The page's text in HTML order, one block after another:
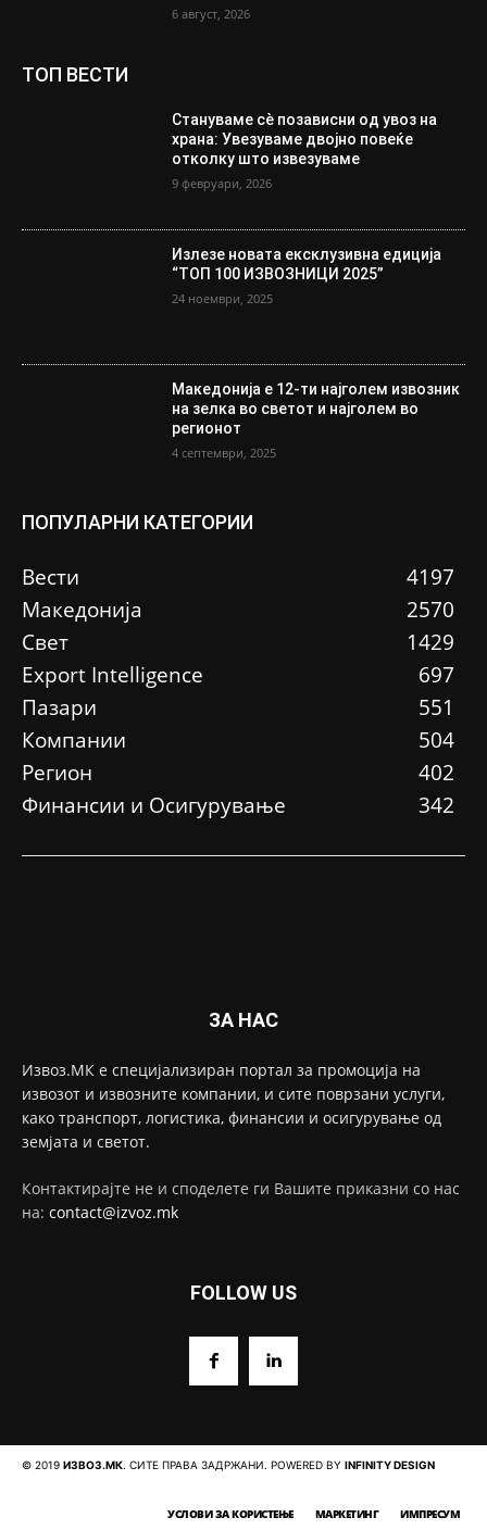
6 август, 2026
ТОП ВЕСТИ
Стануваме сè позависни од увоз на
храна: Увезуваме двојно повеќе
отколку што извезуваме
9 февруари, 2026
Излезе новата ексклузивна едиција
“ТОП 100 ИЗВОЗНИЦИ 2025”
24 ноември, 2025
Македонија е 12-ти најголем извозник
на зелка во светот и најголем во
регионот
4 септември, 2025
ПОПУЛАРНИ КАТЕГОРИИ
Вести
4197
Македонија
2570
Свет
1429
Еxport Intelligence
697
Пазари
551
Компании
504
Регион
402
Финансии и Осигурување
342
ЗА НАС
Извоз.МК е специјализиран портал за промоција на
извозот и извозните компании, и сите поврзани услуги,
како транспорт, логистика, финансии и осигурување од
земјата и светот.
Контактирајте не и споделете ги Вашите приказни со нас
на: contact@izvoz.mk
FOLLOW US
© 2019 ИЗВОЗ.МК. СИТЕ ПРАВА ЗАДРЖАНИ. POWERED BY INFINITY DESIGN
УСЛОВИ ЗА КОРИСТЕЊЕ МАРКЕТИНГ ИМПРЕСУМ